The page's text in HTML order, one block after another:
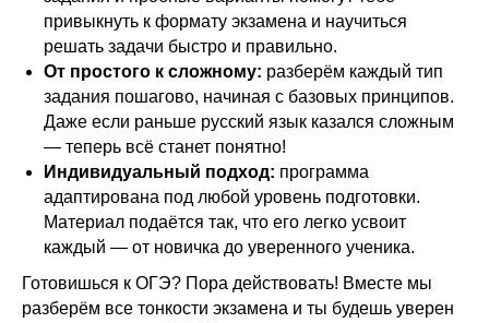
привыкнуть к формату экзамена и научиться
решать задачи быстро и правильно.
От простого к сложному: разберём каждый тип
задания пошагово, начиная с базовых принципов.
Даже если раньше русский язык казался сложным
— теперь всё станет понятно!
Индивидуальный подход: программа
адаптирована под любой уровень подготовки.
Материал подаётся так, что его легко усвоит
каждый — от новичка до уверенного ученика.
Готовишься к ОГЭ? Пора действовать! Вместе мы
разберём все тонкости экзамена и ты будешь уверен